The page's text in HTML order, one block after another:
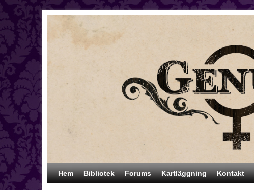
Hoppa till huvudinnehåll
Hoppa till sekundärt innehåll
Hem Bibliotek Forums Kartläggning Kontakt